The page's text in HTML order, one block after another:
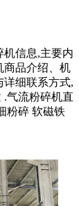
机信息,主要内
商品介绍、机
详细联系方式,
.气流粉碎机直
粉碎 软磁铁